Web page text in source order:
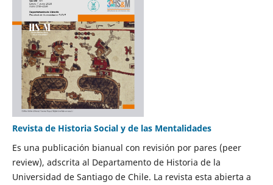
Revista de Historia Social y de las Mentalidades
Es una publicación bianual con revisión por pares (peer
review), adscrita al Departamento de Historia de la
Universidad de Santiago de Chile. La revista esta abierta a